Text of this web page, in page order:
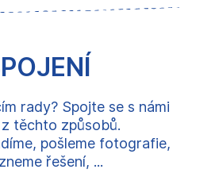
rady? Spojte se s námi
těchto způsobů.
pošleme fotografie,
řešení, ...